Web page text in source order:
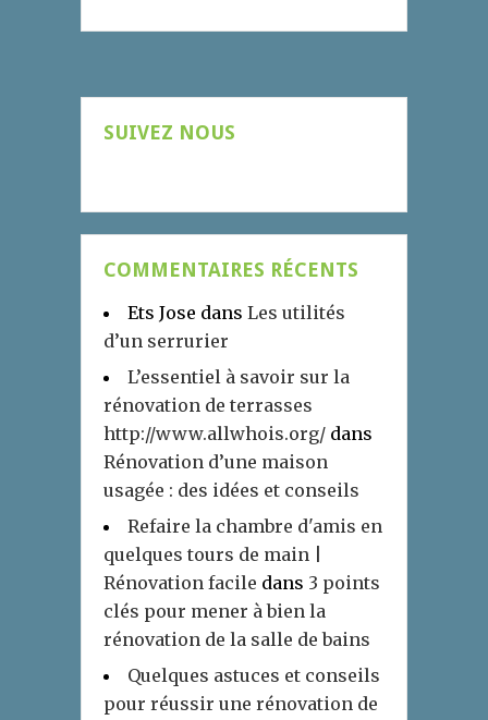
SUIVEZ NOUS
COMMENTAIRES RÉCENTS
Ets Jose dans Les utilités
d’un serrurier
L’essentiel à savoir sur la
rénovation de terrasses
http://www.allwhois.org/ dans
Rénovation d’une maison
usagée : des idées et conseils
Refaire la chambre d'amis en
quelques tours de main |
Rénovation facile dans 3 points
clés pour mener à bien la
rénovation de la salle de bains
Quelques astuces et conseils
pour réussir une rénovation de